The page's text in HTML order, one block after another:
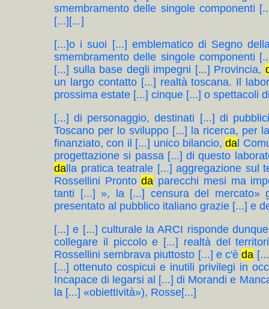
smembramento delle singole componenti
[...][...]
[...]o i suoi [...] emblematico di Segno
smembramento delle singole componenti
[...] sulla base degli impegni [...] Provincia,
un largo contatto [...] realtà toscana. Il
prossima estate [...] cinque [...] o spettacoli
[...] di personaggio, destinati [...] di
Toscano per lo sviluppo [...] la ricerca, per
finanziato, con il [...] unico bilancio,da l
progettazione si passa [...] di questo
da lla pratica teatrale [...] aggregazione
Rossellini Prontoda parecchi mesi ma
tanti [...] », la [...] censura del mercato»
presentato al pubblico italiano grazie [...] e
[...] e [...] culturale la ARCI risponde
collegare il piccolo e [...] realtà del
Rossellini sembrava piuttosto [...] e c'èda
[...] ottenuto cospicui e inutili privilegi in
Incapace di legarsi al [...] di Morandi e
la [...] «obiettività»), Rosse[...]